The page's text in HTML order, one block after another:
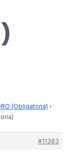
(Obligatoria) ›
#11383